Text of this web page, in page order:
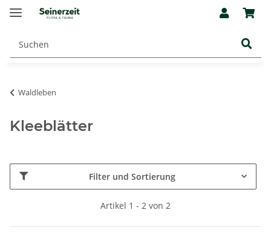
Waldleben
Kleeblätter
Filter und Sortierung
Artikel 1 - 2 von 2